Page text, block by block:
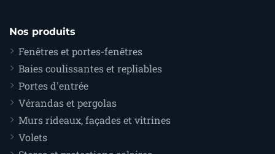
Nos produits
Fenêtres et portes-fenêtres
Baies coulissantes et repliables
Portes d'entrée
Vérandas et pergolas
Murs rideaux, façades et vitrines
Volets